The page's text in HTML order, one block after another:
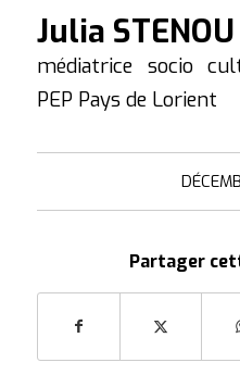
Julia STENOU
médiatrice socio
PEP Pays de Lorient
Partager